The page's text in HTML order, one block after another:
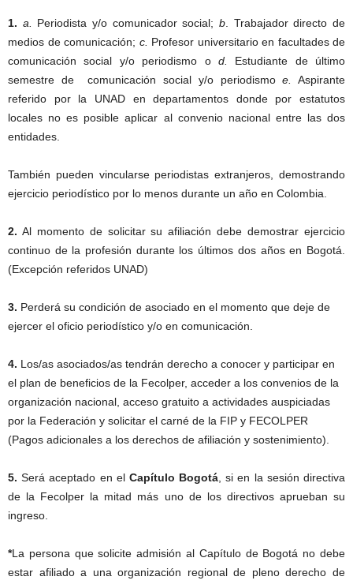
1. a. Periodista y/o comunicador social; b . Trabajador directo de
medios de comunicación; c. Profesor universitario en facultades de
comunicación social y/o periodismo o d.
Estudiante de último
semestre de comunicación social y/o periodismoe.
Aspirante
referido por la UNAD en departamentos donde por estatutos
locales no es posible aplicar al convenio nacional entre las dos
entidades.
También pueden vincularse periodistas extranjeros, demostrando
ejercicio periodístico por lo menos durante un año en Colombia.
2. Al momento de solicitar su afiliación debe demostrar ejercicio
continuo de la profesión durante los últimos dos años en Bogotá.
(Excepción referidos UNAD)
3. Perderá su condición de asociado en el momento que deje de
ejercer el oficio periodístico y/o en comunicación.
4. Los/as asociados/as tendrán derecho a conocer y participar en
el plan de beneficios de la Fecolper, acceder a los convenios de la
organización nacional, acceso gratuito a actividades auspiciadas
por la Federación y solicitar el carné de la FIP y FECOLPER
(Pagos adicionales a los derechos de afiliación y sostenimiento).
5. Será aceptado en el Capítulo Bogotá , si en la sesión directiva
de la Fecolper la mitad más uno de los directivos aprueban su
ingreso.
*La persona que solicite admisión al Capítulo de Bogotá no debe
estar afiliado a una organización regional de pleno derecho de